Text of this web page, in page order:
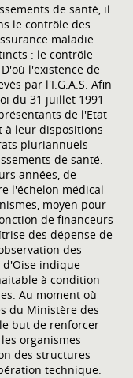
de santé, il
le contrôle des
maladie
: le contrôle
l'existence de
par l'I.G.A.S. Afin
du 31 juillet 1991
de l'Etat
à leur dispositions
pluriannuels
de santé.
années, de
l'échelon médical
moyen pour
de financeurs
des dépense de
des
indique
à condition
Au moment où
du Ministère des
but de renforcer
organismes
des structures
technique.